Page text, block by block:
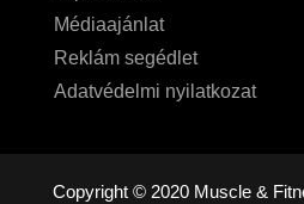
Médiaajánlat
Reklám segédlet
Adatvédelmi nyilatkozat
Copyright © 2020 Muscle &